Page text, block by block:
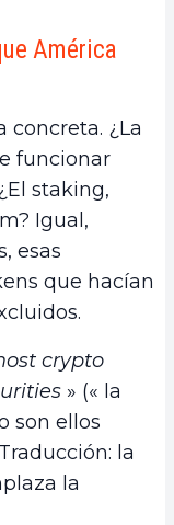
América
concreta. ¿La
funcionar
staking,
Igual,
esas
que hacían
crypto
» (« la
son ellos
la
la